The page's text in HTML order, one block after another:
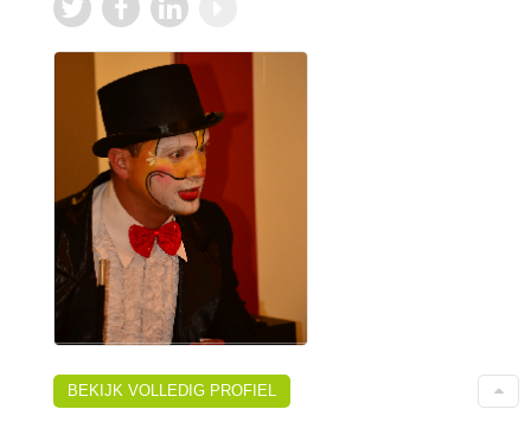
BEKIJK VOLLEDIG PROFIEL